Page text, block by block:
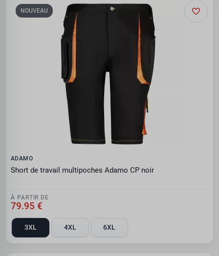
NOUVEAU
ADAMO
Short de travail multipoches Adamo CP noir
À PARTIR DE
79.95 €
3XL 4XL 6XL